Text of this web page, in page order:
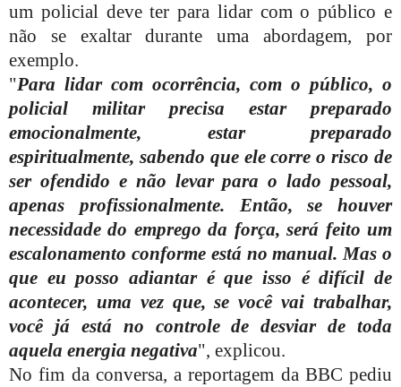
um policial deve ter para lidar com o público e
não se exaltar durante uma abordagem, por
exemplo.
"Para lidar com ocorrência, com o público, o
policial militar precisa estar preparado
emocionalmente, estar preparado
espiritualmente, sabendo que ele corre o risco de
ser ofendido e não levar para o lado pessoal,
apenas profissionalmente. Então, se houver
necessidade do emprego da força, será feito um
escalonamento conforme está no manual. Mas o
que eu posso adiantar é que isso é difícil de
acontecer, uma vez que, se você vai trabalhar,
você já está no controle de desviar de toda
aquela energia negativa", explicou.
No fim da conversa, a reportagem da BBC pediu